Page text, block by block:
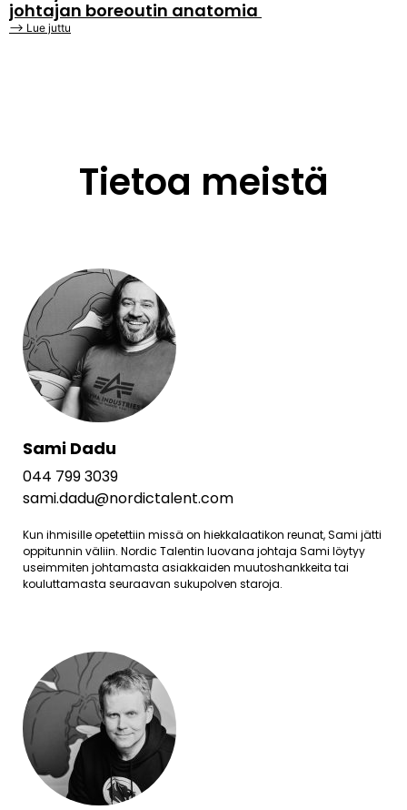
johtajan boreoutin anatomia
⟶ Lue juttu
Tietoa meistä
Sami Dadu
044 799 3039
sami.dadu@nordictalent.com
Kun ihmisille opetettiin missä on hiekkalaatikon reunat, Sami jätti
oppitunnin väliin. Nordic Talentin luovana johtaja Sami löytyy
useimmiten johtamasta asiakkaiden muutoshankkeita tai
kouluttamasta seuraavan sukupolven staroja.